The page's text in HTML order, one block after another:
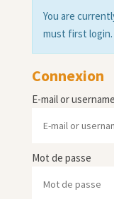
You are
must first login.
Connexion
E-mail or username
Mot de passe